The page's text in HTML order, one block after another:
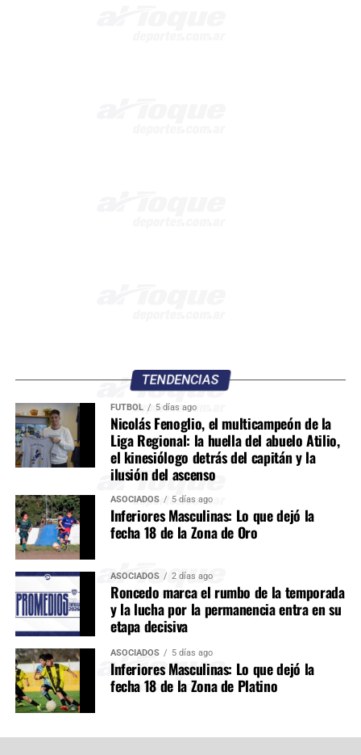
TENDENCIAS
FÚTBOL 5 días ago
Nicolás Fenoglio, el multicampeón de la
Liga Regional: la huella del abuelo Atilio,
el kinesiólogo detrás del capitán y la
ilusión del ascenso
ASOCIADOS 5 días ago
Inferiores Masculinas: Lo que dejó la
fecha 18 de la Zona de Oro
ASOCIADOS 2 días ago
Roncedo marca el rumbo de la temporada
y la lucha por la permanencia entra en su
etapa decisiva
ASOCIADOS 5 días ago
Inferiores Masculinas: Lo que dejó la
fecha 18 de la Zona de Platino